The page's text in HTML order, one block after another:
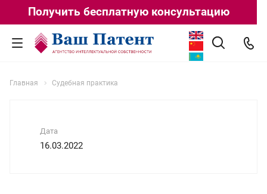
Получить бесплатную консультацию
Главная Судебная практика
Дата
16.03.2022